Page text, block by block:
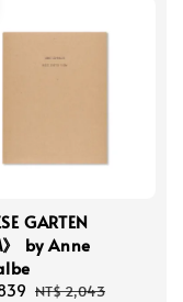
GARTEN
》 by Anne
Regular
NT$ 2,043